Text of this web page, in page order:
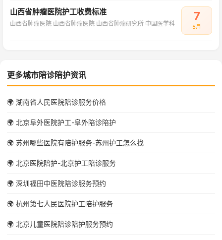
山西省肿瘤医院护工收费标准
山西省肿瘤医院 山西省肿瘤医院 山西省肿瘤研究所 中国医学科
7
5月
更多城市陪诊陪护资讯
🌍 湖南省人民医院陪诊服务价格
🌍 北京阜外医院护工-阜外陪诊陪护
🌍 苏州哪些医院有陪护服务-苏州护工怎么找
🌍 北京医院陪护-北京护工陪诊服务
🌍 深圳福田中医院陪诊服务预约
🌍 杭州第七人民医院护工陪护服务
🌍 北京儿童医院陪诊陪护服务预约